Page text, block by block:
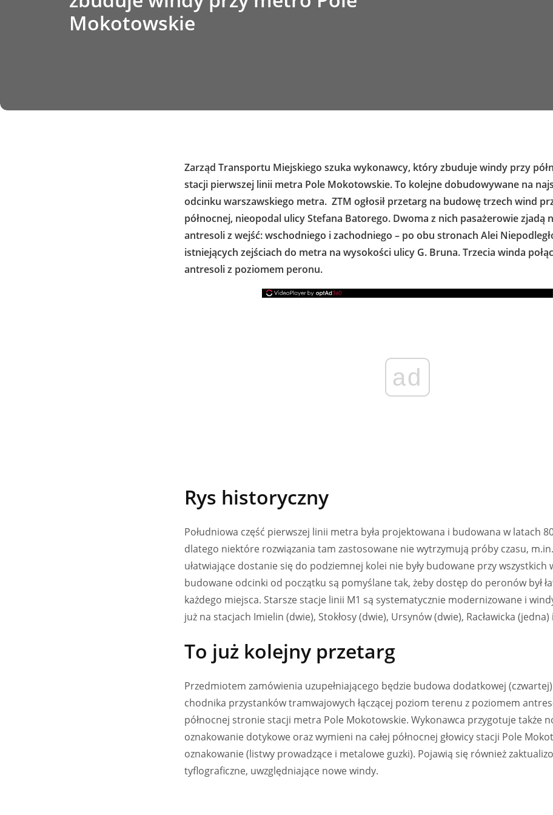
Mokotowskie
Zarząd Transportu Miejskiego szuka wykonawcy, który zbuduje windy przy
stacji pierwszej linii metra Pole Mokotowskie. To kolejne dobudowywane na
odcinku warszawskiego metra. ZTM ogłosił przetarg na budowę trzech wind
północnej, nieopodal ulicy Stefana Batorego. Dwoma z nich pasażerowie zjadą
antresoli z wejść: wschodniego i zachodniego – po obu stronach Alei
istniejących zejściach do metra na wysokości ulicy G. Bruna. Trzecia winda
antresoli z poziomem peronu.
ad
Rys historyczny
Południowa część pierwszej linii metra była projektowana i budowana w latach
dlatego niektóre rozwiązania tam zastosowane nie wytrzymują próby czasu,
ułatwiające dostanie się do podziemnej kolei nie były budowane przy wszystkich
budowane odcinki od początku są pomyślane tak, żeby dostęp do peronów był
każdego miejsca. Starsze stacje linii M1 są systematycznie modernizowane i
już na stacjach Imielin (dwie), Stokłosy (dwie), Ursynów (dwie), Racławicka (jedna)
To już kolejny przetarg
Przedmiotem zamówienia uzupełniającego będzie budowa dodatkowej
chodnika przystanków tramwajowych łączącej poziom terenu z poziomem
północnej stronie stacji metra Pole Mokotowskie. Wykonawca przygotuje także
oznakowanie dotykowe oraz wymieni na całej północnej głowicy stacji Pole
oznakowanie (listwy prowadzące i metalowe guzki). Pojawią się również
tyflograficzne, uwzględniające nowe windy.